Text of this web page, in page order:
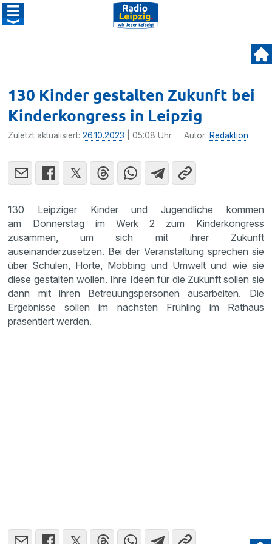
130 Kinder gestalten Zukunft bei
Kinderkongress in Leipzig
Zuletzt aktualisiert:26.10.2023 | 05:08 Uhr Autor: Redaktion
130 Leipziger Kinder und Jugendliche kommen
am Donnerstag im Werk 2 zum Kinderkongress
zusammen, um sich mit ihrer Zukunft
auseinanderzusetzen. Bei der Veranstaltung sprechen sie
über Schulen, Horte, Mobbing und Umwelt und wie sie
diese gestalten wollen. Ihre Ideen für die Zukunft sollen sie
dann mit ihren Betreuungspersonen ausarbeiten. Die
Ergebnisse sollen im nächsten Frühling im Rathaus
präsentiert werden.